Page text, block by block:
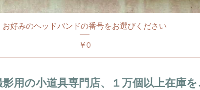
お好みのヘッドバンドの番号をお選びください
価格
￥0
用の小道具専門店、１万個以上在庫を